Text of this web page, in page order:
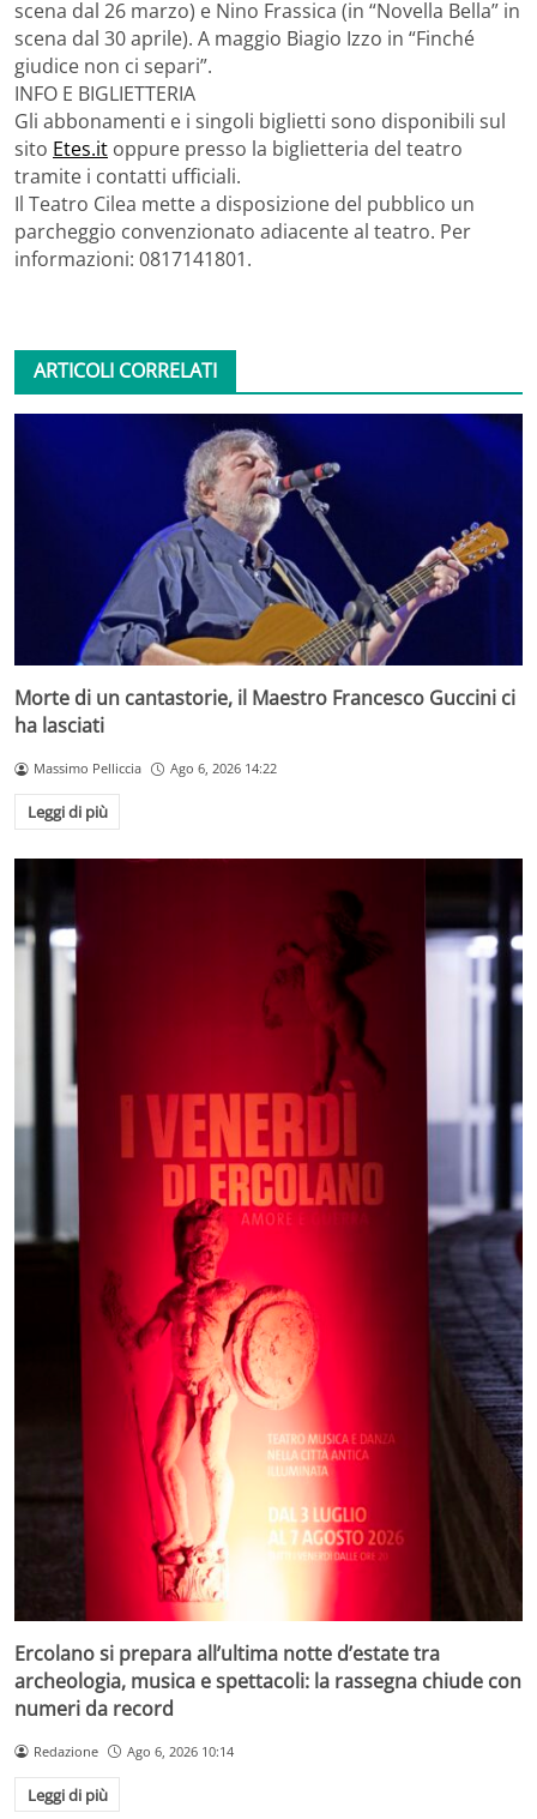
scena dal 26 marzo) e Nino Frassica (in “Novella Bella” in
scena dal 30 aprile). A maggio Biagio Izzo in “Finché
giudice non ci separi”.
INFO E BIGLIETTERIA
Gli abbonamenti e i singoli biglietti sono disponibili sul
sito Etes.it oppure presso la biglietteria del teatro
tramite i contatti ufficiali.
Il Teatro Cilea mette a disposizione del pubblico un
parcheggio convenzionato adiacente al teatro. Per
informazioni: 0817141801.
ARTICOLI CORRELATI
Morte di un cantastorie, il Maestro Francesco Guccini ci
ha lasciati
Massimo Pelliccia Ago 6, 2026 14:22
Leggi di più
Ercolano si prepara all’ultima notte d’estate tra
archeologia, musica e spettacoli: la rassegna chiude con
numeri da record
Redazione Ago 6, 2026 10:14
Leggi di più